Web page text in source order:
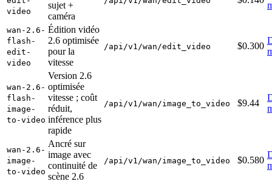
video
sujet +
caméra
wan-2.6-
flash-
edit-
video
Édition vidéo
2.6 optimisée
pour la
vitesse
/api/v1/wan/edit_video $0.300
wan-2.6-
flash-
image-
to-video
Version 2.6
optimisée
vitesse ; coût
réduit,
inférence plus
rapide
/api/v1/wan/image_to_video $9.44
wan-2.6-
image-
to-video
Ancré sur
image avec
continuité de
scène 2.6
/api/v1/wan/image_to_video $0.580